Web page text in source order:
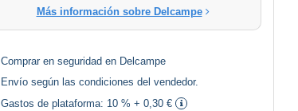
Más información sobre Delcampe
Comprar en seguridad en Delcampe
Envío según las condiciones del vendedor.
Gastos de plataforma: 10 % + 0,30 €